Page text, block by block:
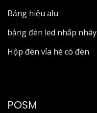
Bảng hiệu alu
bảng đèn led nhấp nháy
Hộp đèn vỉa hè có đèn
POSM